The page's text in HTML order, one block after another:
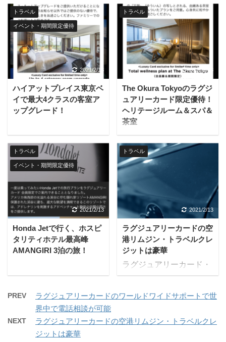
ラウンジ・ネットワーク
の空港ラウンジを利用で
きます。 プライオリテ
ィ・パスのプレステージ
会員特典が無料となり、
世界中のVIP空港ラウン
ジが使い放題です。ま
た、アプラスが提供して
いる国内空港ラウンジを
や出張などで飛行機を利
用する際、日本国内と韓
国、ハワイの主要空港の
能。国内線搭乗時も使え
ます。 ドリンクの無料サ
ービスや新聞・週刊誌の
無料閲覧サービスが用意
されており、インターネ
ット接続環境やフラ ...
Hotels.comでは、ラグジ
ュアリーカード会員限定
で最低価格から、さらに
最大9%割引となる優待
が提供されています。 対
象カードはあらゆるラグ
ジュアリーカードであ
り、チタンカード、ブラ
ックカード、ゴールドカ
ードの全会員が使えま
テルズドットコムは旅行
や出張だけではなく、国
内旅館でのおこもりステ
リモートワークなど、新
しい滞在スタイルにも活
用できる、世界最大級の
オンライン宿泊予約サイ
トです。 世界200か国以
上、約 ...
トラベル
イベント・期間限定優待
2021/2/13
ハイアットプレイス東京ベ
イで最大4クラスの客室ア
ップグレード！
トラベル
2021/2/13
The Okura Tokyoのラグジ
ュアリーカード限定優待！
ヘリテージルーム＆スパ＆
茶室
トラベル
イベント・期間限定優待
2021/2/13
Honda Jetで行く、ホスピ
タリティホテル最高峰
AMANGIRI 3泊の旅！
トラベル
2021/2/13
ラグジュアリーカードの空
港リムジン・トラベルクレ
ジットは豪華
ラグジュアリーカード・
コンシェルジュにて一定
購入すると、成田国際空
のリムジンサービス、ま
PREV
ラグジュアリーカードのワールドワイドサポートで世
界中で電話相談が可能
NEXT
ラグジュアリーカードの空港リムジン・トラベルクレ
ジットは豪華